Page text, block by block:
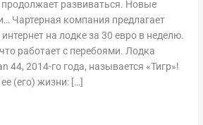
продолжает развиваться. Новые
Чартерная компания предлагает
на лодке за 30 евро в неделю.
работает с перебоями. Лодка
44, 2014-го года, называется «Тигр»!
(его) жизни: […]